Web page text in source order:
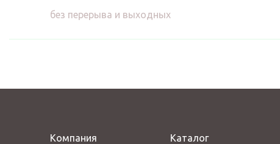
без перерыва и выходных
Компания Каталог